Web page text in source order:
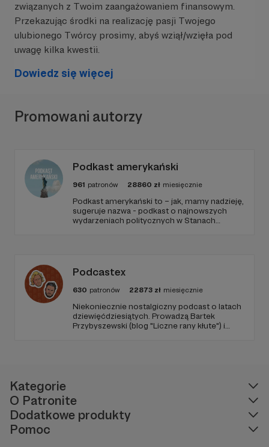
związanych z Twoim zaangażowaniem finansowym.
Przekazując środki na realizację pasji Twojego
ulubionego Twórcy prosimy, abyś wziął/wzięła pod
uwagę kilka kwestii.
Dowiedz się więcej
Promowani autorzy
Podkast amerykański
961 patronów 28860 zł miesięcznie
Podkast amerykański to – jak, mamy nadzieję,
sugeruje nazwa - podkast o najnowszych
wydarzeniach politycznych w Stanach
Podcastex
630 patronów 22873 zł miesięcznie
Niekoniecznie nostalgiczny podcast o latach
dziewięćdziesiątych. Prowadzą Bartek
Przybyszewski (blog "Liczne rany kłute") i
Kategorie
O Patronite
Dodatkowe produkty
Pomoc